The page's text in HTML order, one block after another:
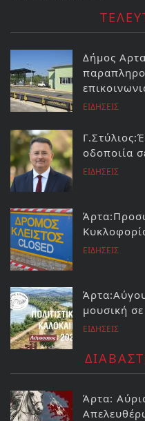
Δήμος
ΕΙΔΗΣΕΙΣ
οδοποιία
ΕΙΔΗΣΕΙΣ
ΕΙΔΗΣΕΙΣ
μουσική
ΕΙΔΗΣΕΙΣ
Άρτα: